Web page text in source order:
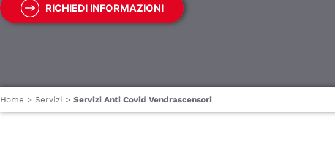
RICHIEDI INFORMAZIONI
Home > Servizi > Servizi Anti Covid Vendrascensori